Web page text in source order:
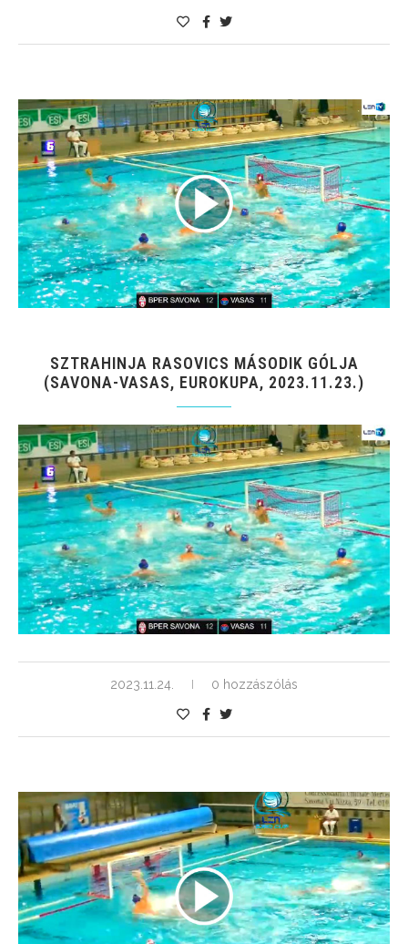
SZTRAHINJA RASOVICS MÁSODIK GÓLJA
(SAVONA-VASAS, EUROKUPA, 2023.11.23.)
2023.11.24. 0 hozzászólás